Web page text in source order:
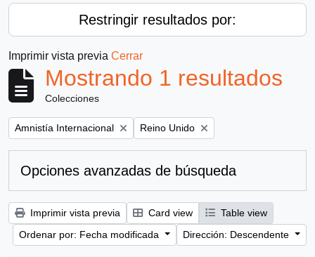
Restringir resultados por:
Imprimir vista previa Cerrar
Mostrando 1 resultados
Colecciones
Remove filter:
Amnistía Internacional Remove filter:
Reino Unido
Opciones avanzadas de búsqueda
Imprimir vista previa Card view
Table view
Ordenar por: Fecha modificada
Dirección: Descendente